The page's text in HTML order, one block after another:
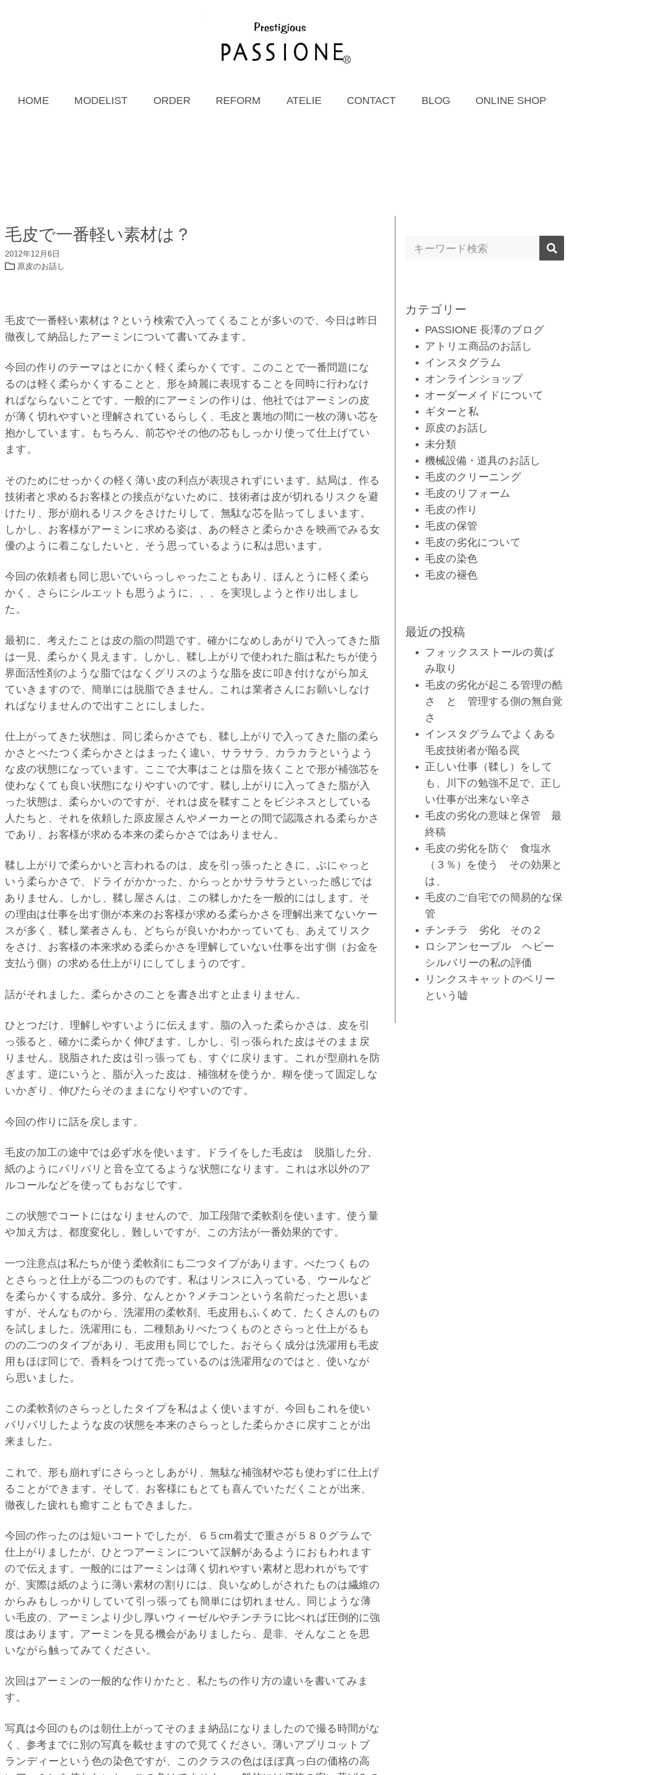
HOME MODELIST ORDER REFORM ATELIE CONTACT BLOG ONLINE SHOP
毛皮で一番軽い素材は？
2012年12月6日
原皮のお話し
毛皮で一番軽い素材は？という検索で入ってくることが多いので、今日は昨日
徹夜して納品したアーミンについて書いてみます。
今回の作りのテーマはとにかく軽く柔らかくです。このことで一番問題にな
るのは軽く柔らかくすることと、形を綺麗に表現することを同時に行わなけ
ればならないことです。一般的にアーミンの作りは、他社ではアーミンの皮
が薄く切れやすいと理解されているらしく、毛皮と裏地の間に一枚の薄い芯を
抱かしています。もちろん、前芯やその他の芯もしっかり使って仕上げてい
ます。
そのためにせっかくの軽く薄い皮の利点が表現されずにいます。結局は、作る
技術者と求めるお客様との接点がないために、技術者は皮が切れるリスクを避
けたり、形が崩れるリスクをさけたりして、無駄な芯を貼ってしまいます。
しかし、お客様がアーミンに求める姿は、 あの軽さと柔らかさを映画でみる女
優のように着こなしたいと、そう思っているように私は思います。
今回の依頼者も同じ思いでいらっしゃったこともあり、ほんとうに軽く柔ら
かく、さらにシルエットも思うように、、、を実現しようと作り出しまし
た。
最初に、考えたことは皮の脂の問題です。確かになめしあがりで入ってきた脂
は一見、柔らかく見えます。しかし、鞣し上がりで使われた脂は私たちが使う
界面活性剤のような脂ではなくグリスのような脂を皮に叩き付けながら加え
ていきますので、簡単には脱脂できません。これは業者さんにお願いしなけ
ればなりませんので出すことにしました。
仕上がってきた状態は、同じ柔らかさでも、鞣し上がりで入ってきた脂の柔ら
かさとべたつく柔らかさとはまったく違い、サラサラ、カラカラというよう
な皮の状態になっています。ここで大事はことは脂を抜くことで形が補強芯を
使わなくても良い状態になりやすいのです。鞣し上がりに入ってきた脂が入
った状態は、柔らかいのですが、それは皮を鞣すことをビジネスとしている
人たちと、それを依頼した原皮屋さんやメーカーとの間で認識される柔らかさ
であり、お客様が求める本来の柔らかさではありません。
鞣し上がりで柔らかいと言われるのは、皮を引っ張ったときに、ぶにゃっと
いう柔らかさで、ドライがかかった、からっとかサラサラといった感じでは
ありません。しかし、鞣し屋さんは、この鞣しかたを一般的にはします。そ
の理由は仕事を出す側が本来のお客様が求める柔らかさを理解出来てないケー
スが多く、鞣し業者さんも、どちらが良いかわかっていても、あえてリスク
をさけ、お客様の本来求める柔らかさを理解していない仕事を出す側（お金を
支払う側）の求める仕上がりにしてしまうのです。
話がそれました。柔らかさのことを書き出すと止まりません。
ひとつだけ、理解しやすいように伝えます。脂の入った柔らかさは、皮を引
っ張ると、確かに柔らかく伸びます。しかし、引っ張られた皮はそのまま戻
りません。脱脂された皮は引っ張っても、すぐに戻ります。これが型崩れを防
ぎます。逆にいうと、脂が入った皮は、補強材を使うか、糊を使って固定しな
いかぎり、伸びたらそのままになりやすいのです。
今回の作りに話を戻します。
毛皮の加工の途中では必ず水を使います。ドライをした毛皮は 脱脂した分、
紙のようにパリパリと音を立てるような状態になります。これは水以外のア
ルコールなどを使ってもおなじです。
この状態でコートにはなりませんので、加工段階で柔軟剤を使います。使う量
や加え方は、都度変化し、難しいですが、この方法が一番効果的です。
一つ注意点は私たちが使う柔軟剤にも二つタイプがあります。べたつくもの
とさらっと仕上がる二つのものです。私はリンスに入っている、ウールなど
を柔らかくする成分。多分、なんとか？メチコンという名前だったと思いま
すが、そんなものから、洗濯用の柔軟剤、毛皮用もふくめて、たくさんのもの
を試しました。洗濯用にも、二種類ありべたつくものとさらっと仕上がるも
のの二つのタイプがあり、毛皮用も同じでした。おそらく成分は洗濯用も毛皮
用もほぼ同じで、香料をつけて売っているのは洗濯用なのではと、使いなが
ら思いました。
この柔軟剤のさらっとしたタイプを私はよく使いますが、今回もこれを使い
パリパリしたような皮の状態を本来のさらっとした柔らかさに戻すことが出
来ました。
これで、形も崩れずにさらっとしあがり、無駄な補強材や芯も使わずに仕上げ
ることができます。そして、お客様にもとても喜んでいただくことが出来、
徹夜した疲れも癒すこともできました。
今回の作ったのは短いコートでしたが、６５cm着丈で重さが５８０グラムで
仕上がりましたが、ひとつアーミンについて誤解があるようにおもわれます
ので伝えます。一般的にはアーミンは薄く切れやすい素材と思われがちです
が、実際は紙のように薄い素材の割りには、良いなめしがされたものは繊維の
からみもしっかりしていて引っ張っても簡単には切れません。同じような薄
い毛皮の、アーミンより少し厚いウィーゼルやチンチラに比べれば圧倒的に強
度はあります。アーミンを見る機会がありましたら、是非、そんなことを思
いながら触ってみてください。
次回はアーミンの一般的な作りかたと、私たちの作り方の違いを書いてみま
す。
写真は今回のものは朝仕上がってそのまま納品になりましたので撮る時間がな
く、参考までに別の写真を載せますので見てください。薄いアプリコットブ
ランディーという色の染色ですが、このクラスの色はほぼ真っ白の価格の高
カテゴリー
PASSIONE 長澤のブログ
アトリエ商品のお話し
インスタグラム
オンラインショップ
オーダーメイドについて
ギターと私
原皮のお話し
未分類
機械設備・道具のお話し
毛皮のクリーニング
毛皮のリフォーム
毛皮の作り
毛皮の保管
毛皮の劣化について
毛皮の染色
毛皮の褪色
最近の投稿
フォックスストールの黄ば
み取り
毛皮の劣化が起こる管理の酷
さ と 管理する側の無自覚
さ
インスタグラムでよくある
毛皮技術者が陥る罠
正しい仕事（鞣し）をして
も、川下の勉強不足で、正し
い仕事が出来ない辛さ
毛皮の劣化の意味と保管 最
終稿
毛皮の劣化を防ぐ 食塩水
（３％）を使う その効果と
は、
毛皮のご自宅での簡易的な保
管
チンチラ 劣化 その２
ロシアンセーブル ヘビー
シルバリーの私の評価
リンクスキャットのベリー
という嘘